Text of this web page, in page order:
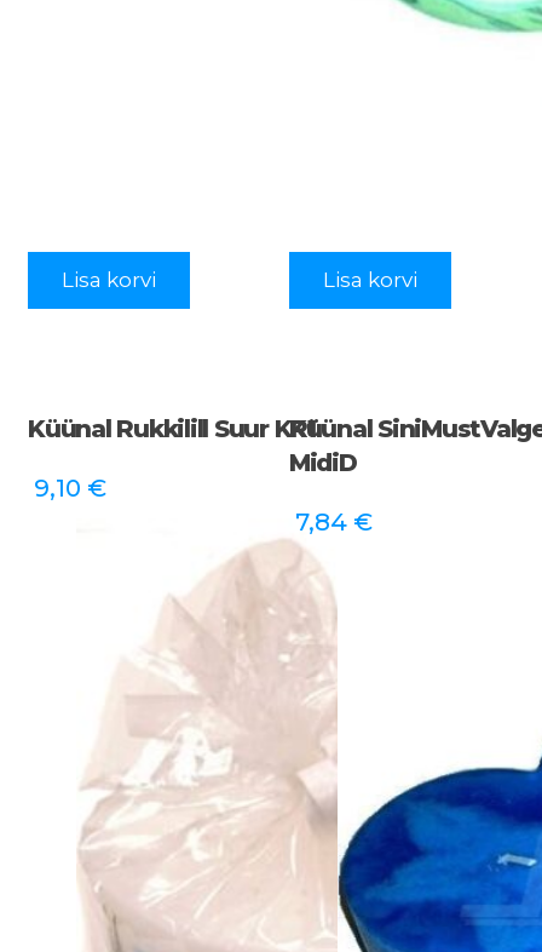
Lisa korvi Lisa korvi
Küünal Rukkilill Suur KR1
9,10 €
Küünal
MidiD
7,84 €